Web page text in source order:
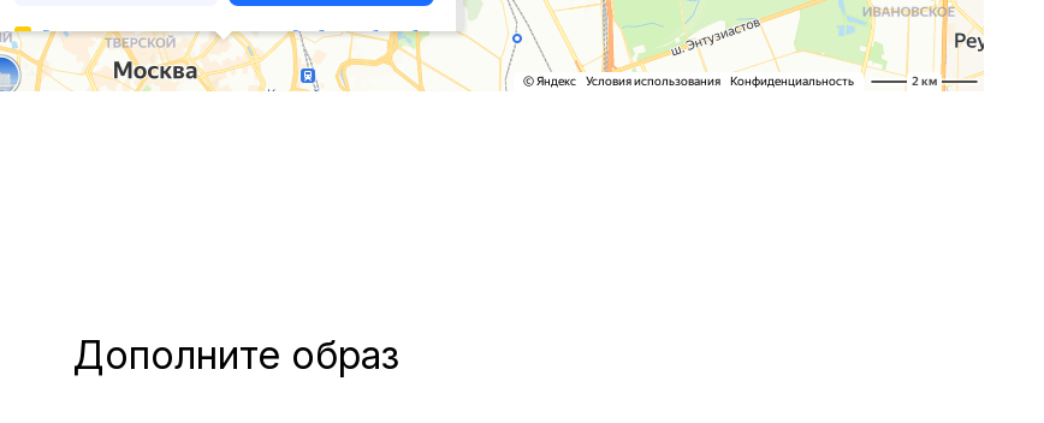
Дополните образ